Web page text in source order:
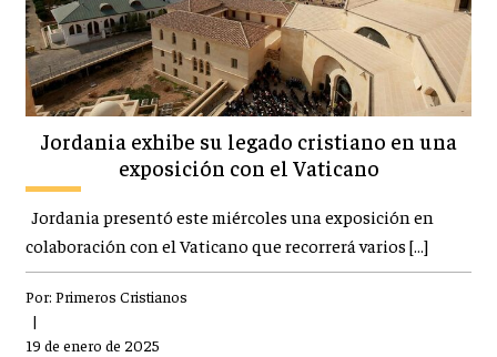
Jordania exhibe su legado cristiano en una
exposición con el Vaticano
Jordania presentó este miércoles una exposición en
colaboración con el Vaticano que recorrerá varios […]
Por: Primeros Cristianos
|
19 de enero de 2025